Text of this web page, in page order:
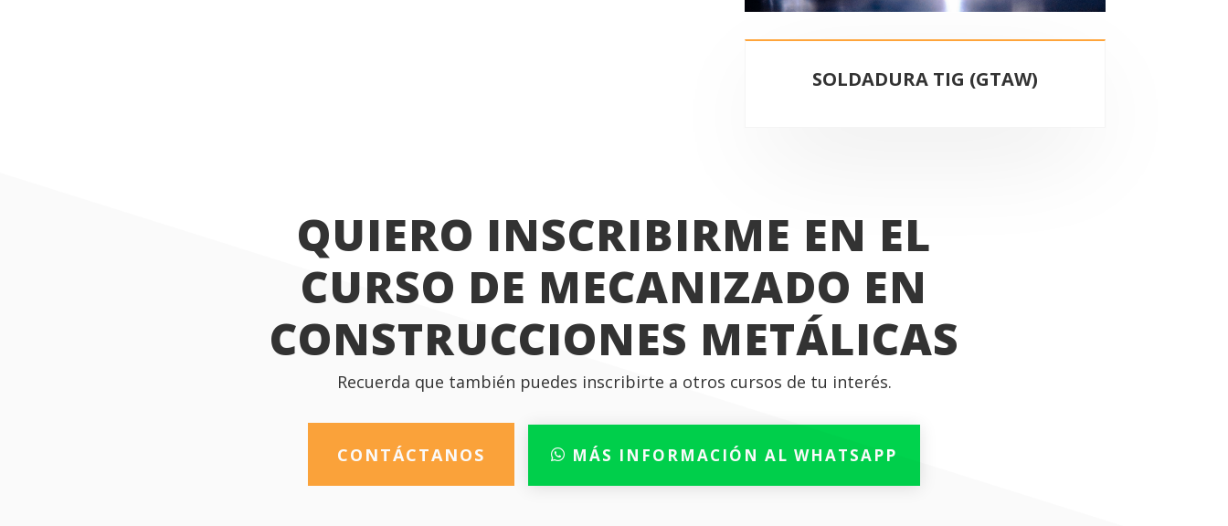
SOLDADURA TIG (GTAW)
QUIERO INSCRIBIRME EN EL
CURSO DE MECANIZADO EN
CONSTRUCCIONES METÁLICAS
Recuerda que también puedes inscribirte a otros cursos de tu interés.
CONTÁCTANOS MÁS INFORMACIÓN AL WHATSAPP